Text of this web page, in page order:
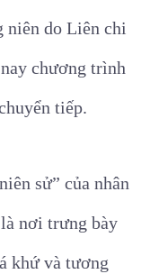
niên do Liên chi
chương trình
tiếp.
sử” của nhân
nơi trưng bày
khứ và tương